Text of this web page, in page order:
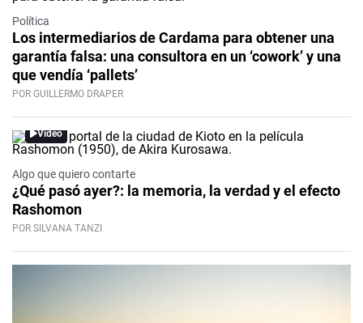
Política
Los intermediarios de Cardama para obtener una
garantía falsa: una consultora en un ‘cowork’ y una
que vendía ‘pallets’
POR GUILLERMO DRAPER
Video
Algo que quiero contarte
¿Qué pasó ayer?: la memoria, la verdad y el efecto
Rashomon
POR SILVANA TANZI